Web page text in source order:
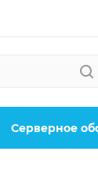
Серверное